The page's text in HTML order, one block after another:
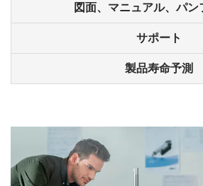
図面、マニュアル、パン
サポート
製品寿命予測